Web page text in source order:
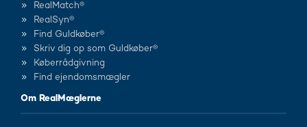
RealMatch®
RealSyn®
Find Guldkøber®
Skriv dig op som Guldkøber®
Køberrådgivning
Find ejendomsmægler
Om RealMæglerne